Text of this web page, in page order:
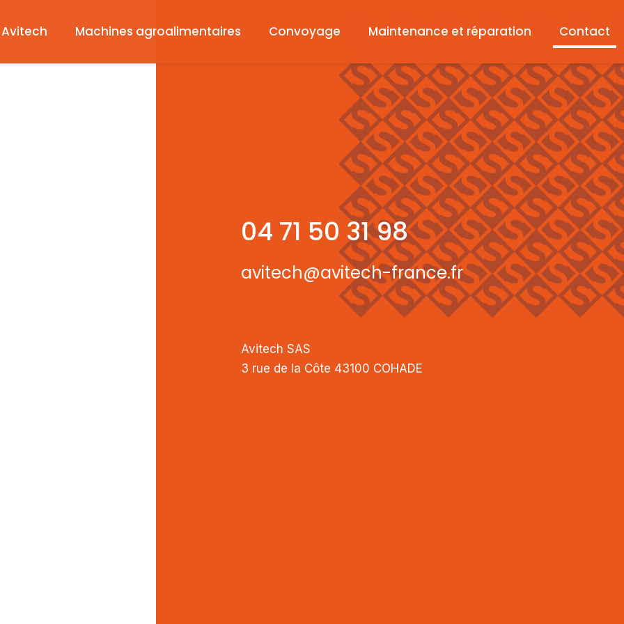
Avitech Machines agroalimentaires Convoyage Maintenance et réparation Contact
04 71 50 31 98
avitech@avitech-france.fr
Avitech SAS
3 rue de la Côte 43100 COHADE